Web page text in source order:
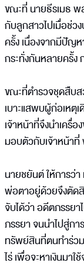
ขณะที่ นายธีรเมธ พ
กับลูกสาวไปเมื่อช่ว
ครั้ง เนื่องจากมีปัญ
กระทั่งกันหลายครั้ง
ขณะที่ตำรวจชุดสืบส
เบาะแสพบผู้ก่อเหตุ
เจ้าหน้าที่จึงนำเครื่
มอบตัวกับเจ้าหน้า
นายชยันต์ ให้การว่า
พ่อตาอยู่ด้วยจึงตัดสิ
จับได้ว่า อดีตภรรย
ภรรยา จนนำไปสู่กา
ทรัพย์สินที่ตนทำร่ว
ไร่ เพื่อจะหาเงินมา